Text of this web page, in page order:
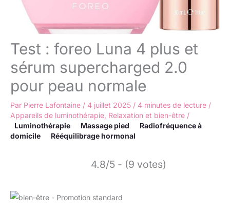
Test : foreo Luna 4 plus et
sérum supercharged 2.0
pour peau normale
Par Pierre Lafontaine / 4 juillet 2025 / 4 minutes de lecture /
Appareils de luminothérapie, Relaxation et bien-être /
Luminothérapie
Massage pied
Radiofréquence à
domicile
Rééquilibrage hormonal
4.8/5 - (9 votes)